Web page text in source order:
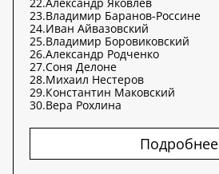
23.Владимир Баранов-Россине
24.Иван Айвазовский
25.Владимир Боровиковский
26.Александр Родченко
27.Соня Делоне
28.Михаил Нестеров
29.Константин Маковский
30.Вера Рохлина
Подробнее